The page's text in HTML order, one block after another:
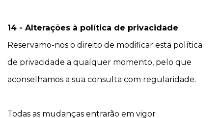
14 - Alterações à política de privacidade
Reservamo-nos o direito de modificar esta política
de privacidade a qualquer momento, pelo que
aconselhamos a sua consulta com regularidade.
Todas as mudanças entrarão em vigor